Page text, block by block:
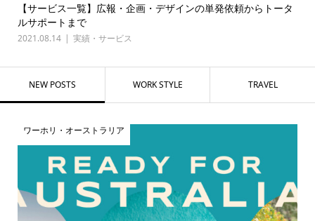
らトータ
【格安】1本3.5万円〜営業・プレゼンに使える企
2021.08.14
NEW POSTS WORK STYLE TRAVEL
ワーホリ・オーストラリア